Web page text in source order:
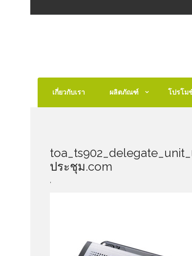
เกี่ยวกับเรา ผลิตภัณฑ์ โปรโม
toa_ts902_delegate_unit_
ประชุม.com